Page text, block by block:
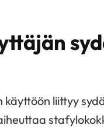
käyttöön liittyy